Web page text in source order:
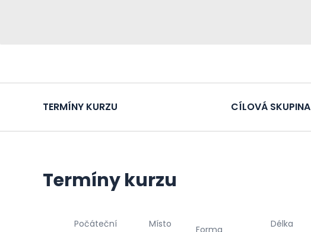
TERMÍNY KURZU CÍLOVÁ SKUPINA
Termíny kurzu
Počáteční
Místo
Forma
Délka